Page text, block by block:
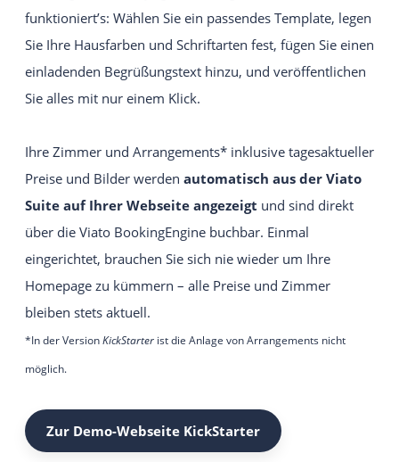
Webseiten-Baukastensystem.
EIGENE WEBSITE
Individuelle Viato Website.
Ein leichter Einstieg in den Online-Vertrieb für
Gastgeber mit bis zu 20 Zimmer.
funktioniert’s: Wählen Sie ein passendes Template, legen
Sie Ihre Hausfarben und Schriftarten fest, fügen Sie einen
einladenden Begrüßungstext hinzu, und veröffentlichen
Sie alles mit nur einem Klick.
Ihre Zimmer und Arrangements* inklusive tagesaktueller
Preise und Bilder werden automatisch aus der Viato
Suite auf Ihrer Webseite angezeigt und sind direkt
über die Viato BookingEngine buchbar. Einmal
eingerichtet, brauchen Sie sich nie wieder um Ihre
Homepage zu kümmern – alle Preise und Zimmer
bleiben stets aktuell.
*In derVersionKickStarter ist die Anlage von Arrangements nicht
möglich.
Zur Demo-Webseite KickStarter